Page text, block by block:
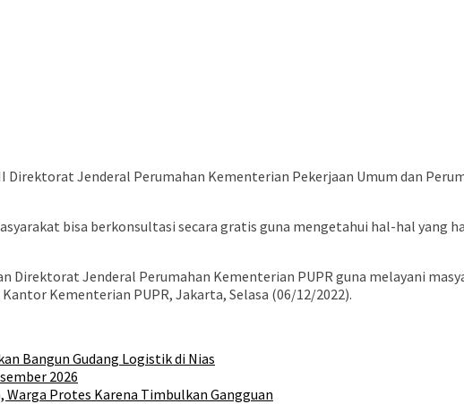
Direktorat Jenderal Perumahan Kementerian Pekerjaan Umum dan
bisa berkonsultasi secara gratis guna mengetahui hal-hal yang
Direktorat Jenderal Perumahan Kementerian PUPR guna melayani
Kementerian PUPR, Jakarta, Selasa (06/12/2022).
Bangun Gudang Logistik di Nias
2026
Warga Protes Karena Timbulkan Gangguan